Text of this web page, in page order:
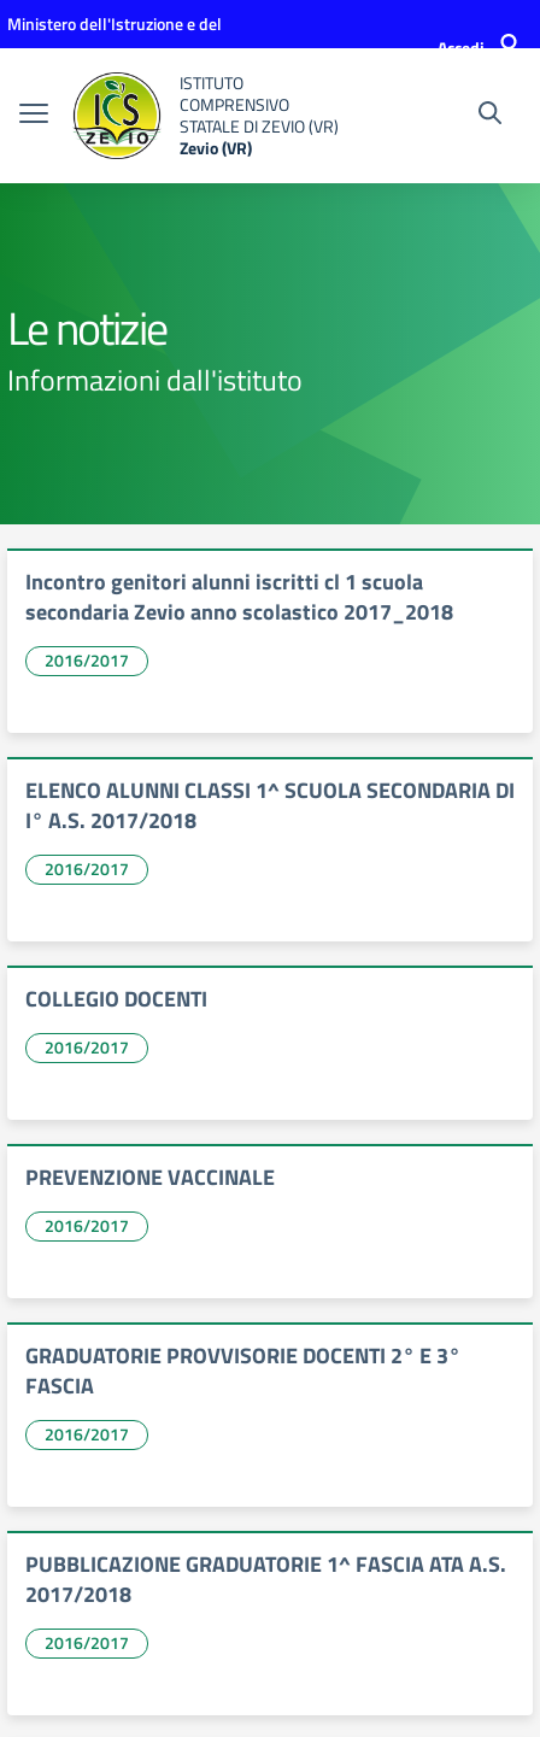
Vai ai contenuti
Vai al menu di navigazione
Vai al footer
Ministero dell'Istruzione e del
Accedi
ISTITUTO
COMPRENSIVO
STATALE DI ZEVIO (VR)
Zevio (VR)
Le notizie
Informazioni dall'istituto
Incontro genitori alunni iscritti cl 1 scuola
secondaria Zevio anno scolastico 2017_2018
2016/2017
ELENCO ALUNNI CLASSI 1^ SCUOLA SECONDARIA DI
I° A.S. 2017/2018
2016/2017
COLLEGIO DOCENTI
2016/2017
PREVENZIONE VACCINALE
2016/2017
GRADUATORIE PROVVISORIE DOCENTI 2° E 3°
FASCIA
2016/2017
PUBBLICAZIONE GRADUATORIE 1^ FASCIA ATA A.S.
2017/2018
2016/2017